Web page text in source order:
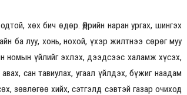
хөх бич өдөр. Өдрийн наран ургах, шингэх
ба луу, хонь, нохой, үхэр жилтнээ сөрөг муу
номын үйлийг эхлэх, дээдсээс халамж хүсэх,
сан тавиулах, угаал үйлдэх, бүжиг наадам
зөвлөгөө хийх, сэтгэлд сэвтэй газар очиход